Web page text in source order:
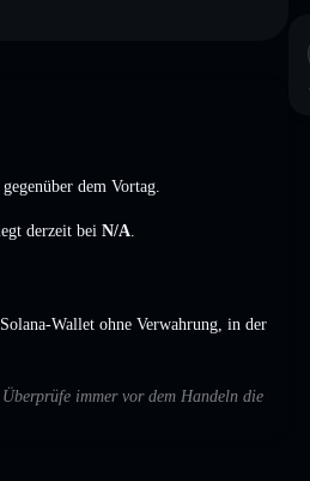
gegenüber dem Vortag.
derzeit bei N/A
Wallet ohne Verwahrung, in der
immer vor dem Handeln die